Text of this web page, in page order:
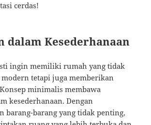
cerdas!
dalam Kesederhanaan
ingin memiliki rumah yang tidak
tetapi juga memberikan
minimalis membawa
kesederhanaan. Dengan
barang-barang yang tidak penting,